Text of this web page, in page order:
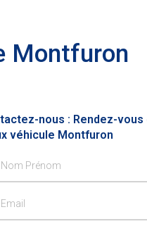
Montfuron
nous : Rendez-
véhicule Montfuron